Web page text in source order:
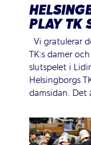
PLAY TK
Vi gratulerar
TK:s damer
slutspelet i
Helsingborgs
damsidan.